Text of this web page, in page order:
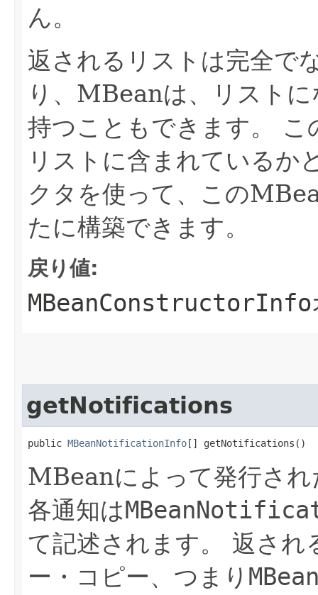
ん。
返されるリストは完全で
り、MBeanは、リスト
持つこともできます。
こ
リストに含まれているか
クタを使って、この
たに構築できます。
戻り値:
MBeanConstructorInfo
getNotifications
public MBeanNotificationInfo [] getNotifications()
MBeanによって発行さ
各通知は
て記述されます。
返され
ー・コピー、つまり